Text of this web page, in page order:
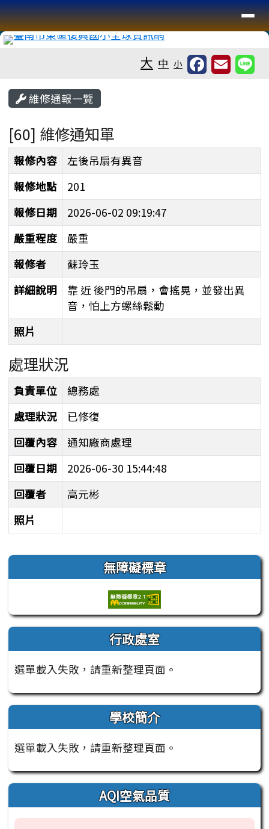
跳至主內容區
臺南市復興國小全球資訊網
導覽列
大 中 小
主內容區域
維修通報一覽
[60] 維修通知單
維修通知單
報修內容
左後吊扇有異音
報修地點
201
報修日期
2026-06-02 09:19:47
嚴重程度
嚴重
報修者
蘇玲玉
詳細說明
靠 近 後門的吊扇，會搖晃，並發出異
音，怕上方螺絲鬆動
照片
處理狀況
處理狀況
負責單位
總務處
處理狀況
已修復
回覆內容
通知廠商處理
回覆日期
2026-06-30 15:44:48
回覆者
高元彬
照片
左邊區域內容 無障礙標章
行政處室
選單載入失敗，請重新整理頁面。
學校簡介
選單載入失敗，請重新整理頁面。
AQI空氣品質
頁尾區域